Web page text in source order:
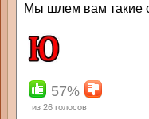
Мы шлем вам такие
57%
из 26 голосов